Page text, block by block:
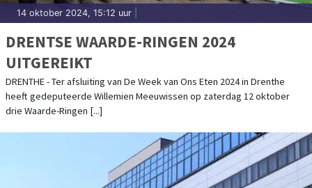
14 oktober 2024, 15:12 uur
DRENTSE WAARDE-RINGEN 2024
UITGEREIKT
DRENTHE - Ter afsluiting van De Week van Ons Eten 2024 in Drenthe
heeft gedeputeerde Willemien Meeuwissen op zaterdag 12 oktober
drie Waarde-Ringen [...]